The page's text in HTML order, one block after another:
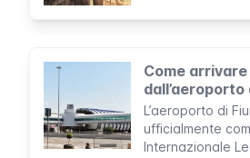
decorazioni
storia Romana.
Come arrivare
dall’aeroporto
L’aeroporto di
ufficialmente
Internazionale